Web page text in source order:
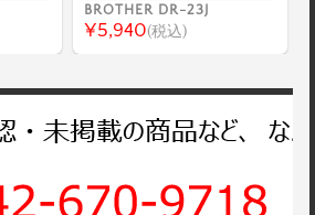
BROTHER DR-23J
¥5,940(税込)